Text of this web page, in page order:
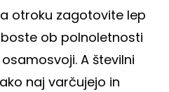
otroku zagotovite lep
ob polnoletnosti
A številni
naj varčujejo in